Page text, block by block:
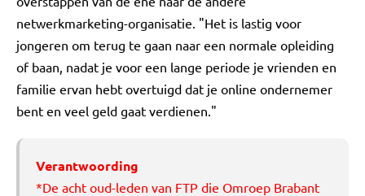
netwerkmarketing-organisatie. "Het is lastig voor
jongeren om terug te gaan naar een normale opleiding
of baan, nadat je voor een lange periode je vrienden en
familie ervan hebt overtuigd dat je online ondernemer
bent en veel geld gaat verdienen."
Verantwoording
*De acht oud-leden van FTP die Omroep Brabant